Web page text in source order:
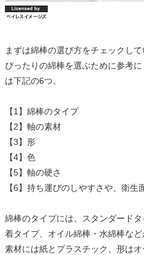
まずは綿棒の選び方をチェックし
ぴったりの綿棒を選ぶために参考
は下記の6つ。
【1】綿棒のタイプ
【2】軸の素材
【3】形
【4】色
【5】軸の硬さ
【6】持ち運びのしやすさや、衛生
綿棒のタイプには、スタンダード
着タイプ、オイル綿棒・水綿棒な
素材には紙とプラスチック、形は